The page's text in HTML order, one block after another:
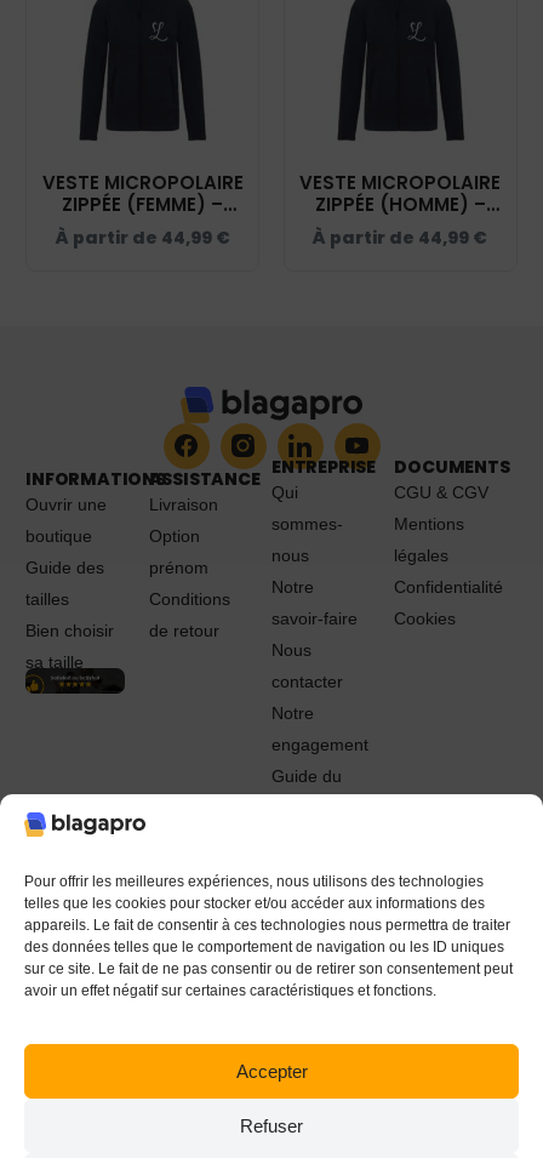
Pour offrir les meilleures expériences, nous utilisons des technologies
telles que les cookies pour stocker et/ou accéder aux informations des
appareils. Le fait de consentir à ces technologies nous permettra de traiter
des données telles que le comportement de navigation ou les ID uniques
sur ce site. Le fait de ne pas consentir ou de retirer son consentement peut
avoir un effet négatif sur certaines caractéristiques et fonctions.
Accepter
Refuser
VESTE MICROPOLAIRE
ZIPPÉE (FEMME) –
ECURIE LYNELLA -
NAVY – K907
À partir de 44,99 €
VESTE MICROPOLAIRE
ZIPPÉE (HOMME) –
ECURIE LYNELLA -
NAVY – K911
À partir de 44,99 €
INFORMATIONS
Ouvrir une
boutique
Guide des
tailles
Bien choisir
sa taille
ASSISTANCE
Livraison
Option
prénom
Conditions
de retour
ENTREPRISE
Qui
sommes-
nous
Notre
savoir-faire
Nous
contacter
Notre
engagement
Guide du
DOCUMENTS
CGU & CGV
Mentions
légales
Confidentialité
Cookies
© 2022 - 2024 Blagapro. Tous droits réservés. Textiles
personnalisés à Orléans